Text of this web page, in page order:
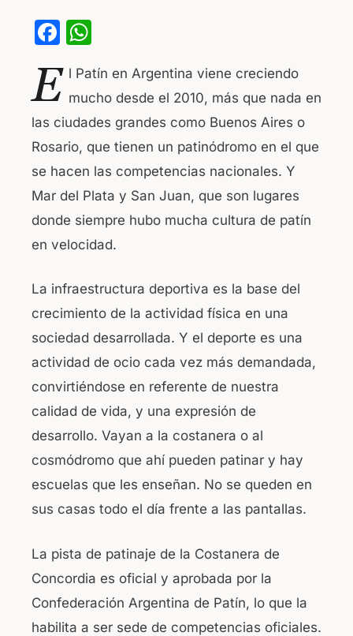
F
c
e
b
o
o
k
at
s
A
p
p
E l Patín en Argentina viene creciendo
mucho desde el 2010, más que nada en
las ciudades grandes como Buenos Aires o
Rosario, que tienen un patinódromo en el que
se hacen las competencias nacionales. Y
Mar del Plata y San Juan, que son lugares
donde siempre hubo mucha cultura de patín
en velocidad.
La infraestructura deportiva es la base del
crecimiento de la actividad física en una
sociedad desarrollada. Y el deporte es una
actividad de ocio cada vez más demandada,
convirtiéndose en referente de nuestra
calidad de vida, y una expresión de
desarrollo. Vayan a la costanera o al
cosmódromo que ahí pueden patinar y hay
escuelas que les enseñan. No se queden en
sus casas todo el día frente a las pantallas.
La pista de patinaje de la Costanera de
Concordia es oficial y aprobada por la
Confederación Argentina de Patín, lo que la
habilita a ser sede de competencias oficiales.